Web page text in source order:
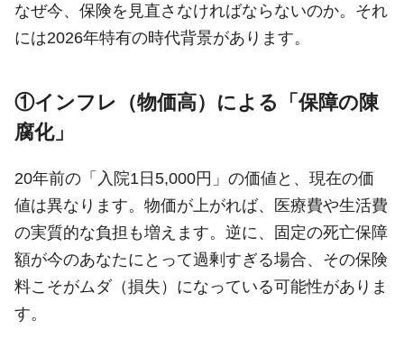
なぜ今、保険を見直さなければならないのか。それ
には2026年特有の時代背景があります。
①インフレ（物価高）による「保障の陳
腐化」
20年前の「入院1日5,000円」の価値と、現在の価
値は異なります。物価が上がれば、医療費や生活費
の実質的な負担も増えます。逆に、固定の死亡保障
額が今のあなたにとって過剰すぎる場合、その保険
料こそがムダ（損失）になっている可能性がありま
す。